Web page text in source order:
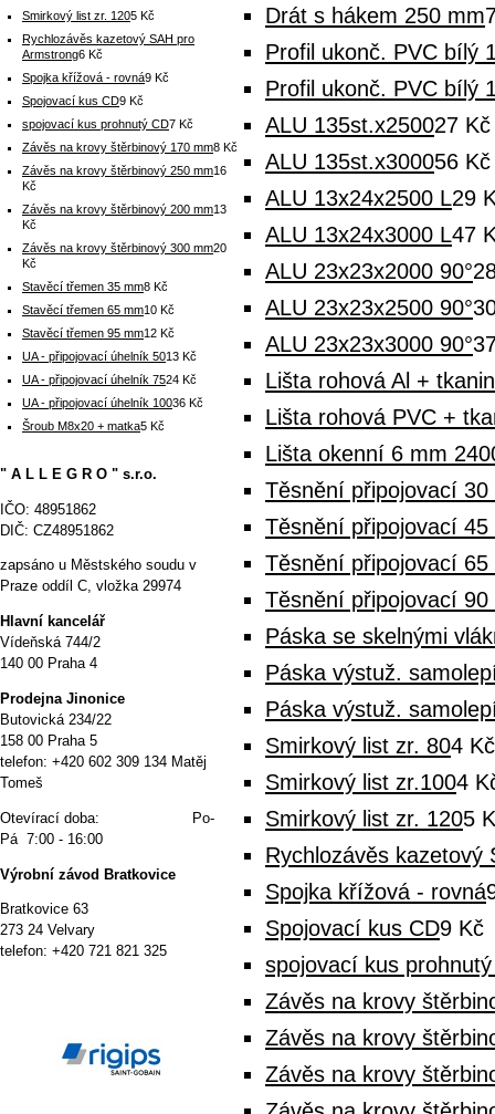
Drát s hákem 250 mm
Profil ukonč. PVC bílý
Profil ukonč. PVC bílý
ALU 135st.x250027 Kč
ALU 135st.x300056 Kč
ALU 13x24x2500 L29
ALU 13x24x3000 L47
ALU 23x23x2000 90°
ALU 23x23x2500 90°
ALU 23x23x3000 90°
Lišta rohová Al +
Lišta rohová PVC +
Lišta okenní 6 mm
Těsnění připojovací
Těsnění připojovací
Těsnění připojovací
Těsnění připojovací
Páska se skelnými
Páska výstuž.
Páska výstuž.
Smirkový list zr. 804 Kč
Smirkový list zr.1004
Smirkový list zr. 1205
Rychlozávěs kazetový
Spojka křížová - rovná
Spojovací kus CD9 Kč
spojovací kus
Závěs na krovy
Závěs na krovy
Závěs na krovy
Smirkový list zr. 1205 Kč
Rychlozávěs kazetový SAH pro
Armstrong6 Kč
Spojka křížová - rovná9 Kč
Spojovací kus CD9 Kč
spojovací kus prohnutý CD7 Kč
Závěs na krovy štěrbinový 170 mm8 Kč
Závěs na krovy štěrbinový 250 mm16
Kč
Závěs na krovy štěrbinový 200 mm13
Kč
Závěs na krovy štěrbinový 300 mm20
Kč
Stavěcí třemen 35 mm8 Kč
Stavěcí třemen 65 mm10 Kč
Stavěcí třemen 95 mm12 Kč
UA - připojovací úhelník 5013 Kč
UA - připojovací úhelník 7524 Kč
UA - připojovací úhelník 10036 Kč
Šroub M8x20 + matka5 Kč
" A L L E G R O " s.r.o.
IČO: 48951862
DIČ: CZ48951862
zapsáno u Městského soudu v
Praze oddíl C, vložka 29974
Hlavní kancelář
Vídeňská 744/2
140 00 Praha 4
Prodejna Jinonice
Butovická 234/22
158 00 Praha 5
telefon: +420 602 309 134 Matěj
Tomeš
Otevírací doba: Po-
Pá 7:00 - 16:00
Výrobní závod Bratkovice
Bratkovice 63
273 24 Velvary
telefon: +420 721 821 325